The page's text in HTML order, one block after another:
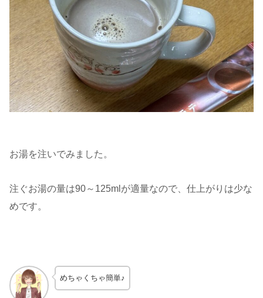
お湯を注いでみました。
注ぐお湯の量は90～125mlが適量なので、仕上がりは少な
めです。
めちゃくちゃ簡単♪